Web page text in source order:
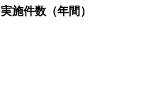
実施件数（年間）